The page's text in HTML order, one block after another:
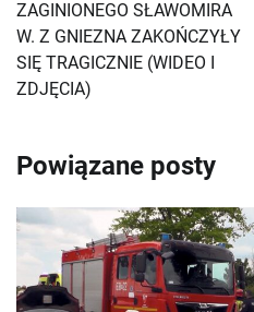
ZAGINIONEGO SŁAWOMIRA
W. Z GNIEZNA ZAKOŃCZYŁY
SIĘ TRAGICZNIE (WIDEO I
ZDJĘCIA)
Powiązane posty